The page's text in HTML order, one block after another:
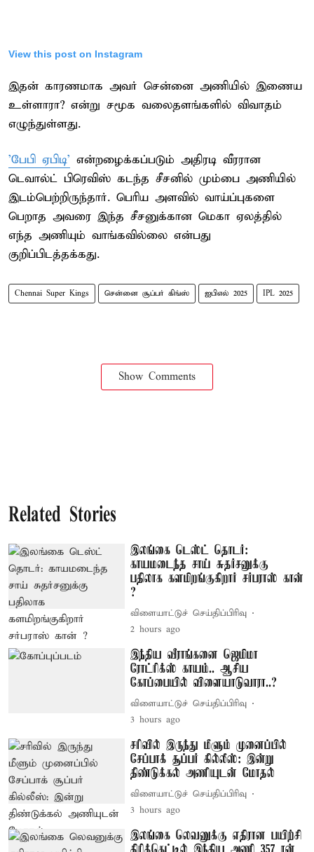
View this post on Instagram
இதன் காரணமாக அவர் சென்னை அணியில் இணைய
உள்ளாரா? என்று சமூக வலைதளங்களில் விவாதம்
எழுந்துள்ளது.
'பேபி ஏபிடி' என்றழைக்கப்படும் அதிரடி வீரரான
டெவால்ட் பிரெவிஸ் கடந்த சீசனில் மும்பை அணியில்
இடம்பெற்றிருந்தார். பெரிய அளவில் வாய்ப்புகளை
பெறாத அவரை இந்த சீசனுக்கான மெகா ஏலத்தில்
எந்த அணியும் வாங்கவில்லை என்பது
குறிப்பிடத்தக்கது.
Chennai Super Kings சென்னை சூப்பர் கிங்ஸ் ஐபிஎல் 2025 IPL 2025
Show Comments
Related Stories
இலங்கை டெஸ்ட் தொடர்:
காயமடைந்த சாய் சுதர்சனுக்கு
பதிலாக களமிறங்குகிறார் சர்பராஸ் கான்
?
விளையாட்டுச் செய்திப்பிரிவு
2 hours ago
இந்திய வீராங்கனை ஜெமிமா
ரோட்ரிக்ஸ் காயம்.. ஆசிய
கோப்பையில் விளையாடுவாரா..?
விளையாட்டுச் செய்திப்பிரிவு
3 hours ago
சரிவில் இருந்து மீளும் முனைப்பில்
சேப்பாக் சூப்பர் கில்லீஸ்: இன்று
திண்டுக்கல் அணியுடன் மோதல்
விளையாட்டுச் செய்திப்பிரிவு
3 hours ago
இலங்கை லெவனுக்கு எதிரான பயிற்சி